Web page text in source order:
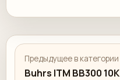
Предыдущее в категории
Buhrs ITM BB300 10K